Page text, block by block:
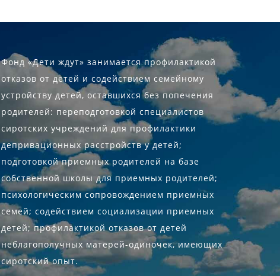
Фонд «Дети ждут» занимается профилактикой
отказов от детей и содействием семейному
устройству детей, оставшихся без попечения
родителей: переподготовкой специалистов
сиротских учреждений для профилактики
депривационных расстройств у детей;
подготовкой приемных родителей на базе
собственной школы для приемных родителей;
психологическим сопровождением приемных
семей; содействием социализации приемных
детей; профилактикой отказов от детей
неблагополучных матерей-одиночек, имеющих
сиротский опыт.